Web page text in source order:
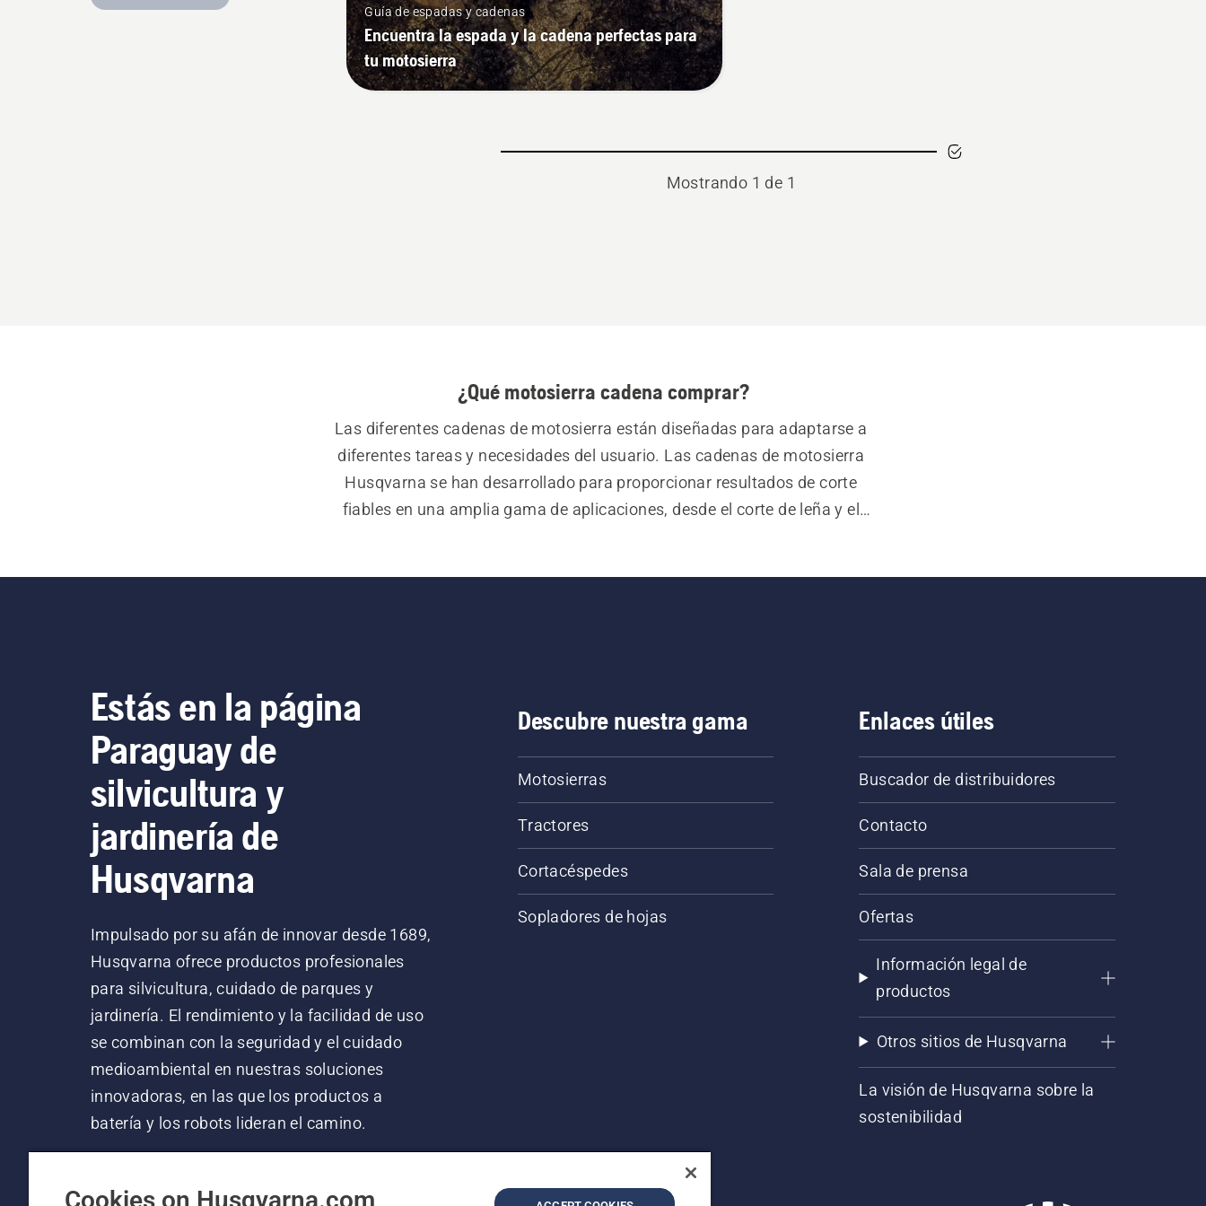
Guía de espadas y cadenas
Encuentra la espada y la cadena perfectas para
tu motosierra
Mostrando 1 de 1
¿Qué motosierra cadena comprar?
Las diferentes cadenas de motosierra están diseñadas para adaptarse a
diferentes tareas y necesidades del usuario. Las cadenas de motosierra
Husqvarna se han desarrollado para proporcionar resultados de corte
fiables en una amplia gama de aplicaciones, desde el corte de leña y el
Estás en la página
Paraguay de
silvicultura y
jardinería de
Husqvarna
Impulsado por su afán de innovar desde 1689,
Husqvarna ofrece productos profesionales
para silvicultura, cuidado de parques y
jardinería. El rendimiento y la facilidad de uso
se combinan con la seguridad y el cuidado
medioambiental en nuestras soluciones
innovadoras, en las que los productos a
batería y los robots lideran el camino.
Descubre nuestra gama
Motosierras
Tractores
Cortacéspedes
Sopladores de hojas
Enlaces útiles
Buscador de distribuidores
Contacto
Sala de prensa
Ofertas
Información legal de
productos
Otros sitios de Husqvarna
La visión de Husqvarna sobre la
sostenibilidad